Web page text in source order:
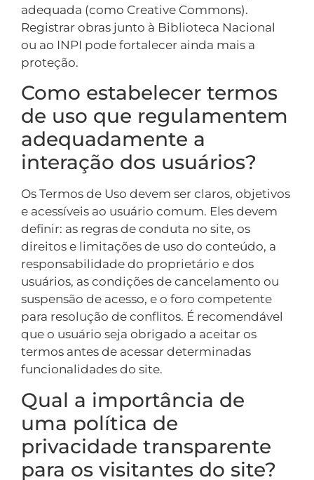
adequada (como Creative Commons).
Registrar obras junto à Biblioteca Nacional
ou ao INPI pode fortalecer ainda mais a
proteção.
Como estabelecer termos
de uso que regulamentem
adequadamente a
interação dos usuários?
Os Termos de Uso devem ser claros, objetivos
e acessíveis ao usuário comum. Eles devem
definir: as regras de conduta no site, os
direitos e limitações de uso do conteúdo, a
responsabilidade do proprietário e dos
usuários, as condições de cancelamento ou
suspensão de acesso, e o foro competente
para resolução de conflitos. É recomendável
que o usuário seja obrigado a aceitar os
termos antes de acessar determinadas
funcionalidades do site.
Qual a importância de
uma política de
privacidade transparente
para os visitantes do site?